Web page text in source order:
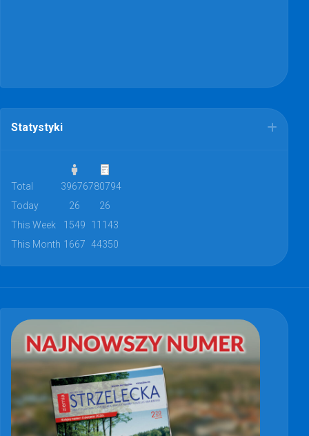
Statystyki
Total 39676780794
Today
26
26
This Week
1549
11143
This Month 1667 44350